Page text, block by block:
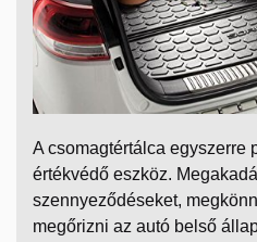
A csomagtértálca egyszerre
értékvédő eszköz.
szennyeződéseket,
megőrizni az autó belső